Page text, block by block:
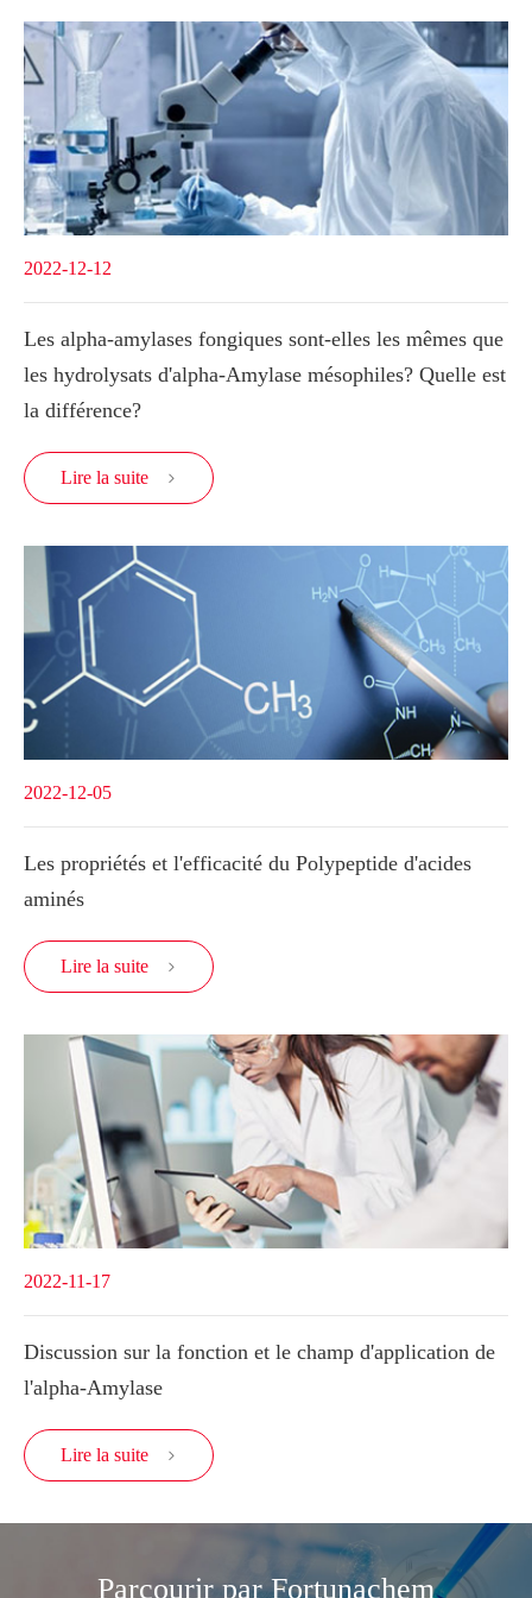
2022-12-12
Les alpha-amylases fongiques sont-elles les mêmes que
les hydrolysats d'alpha-Amylase mésophiles? Quelle est
la différence?
Lire la suite 
2022-12-05
Les propriétés et l'efficacité du Polypeptide d'acides
aminés
Lire la suite 
2022-11-17
Discussion sur la fonction et le champ d'application de
l'alpha-Amylase
Lire la suite 
Parcourir par Fortunachem